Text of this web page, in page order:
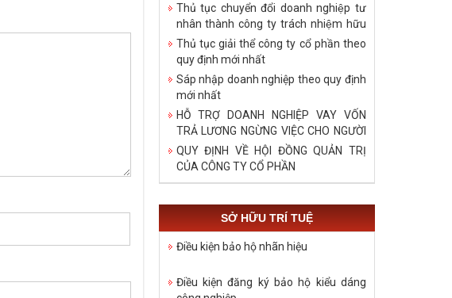
Thủ tục chuyển đổi doanh nghiệp tư
nhân thành công ty trách nhiệm hữu
hạn
Thủ tục giải thể công ty cổ phần theo
quy định mới nhất
Sáp nhập doanh nghiệp theo quy định
mới nhất
HỖ TRỢ DOANH NGHIỆP VAY VỐN
TRẢ LƯƠNG NGỪNG VIỆC CHO NGƯỜI
LAO ĐỘNG TRONG DỊCH COVID – 19
QUY ĐỊNH VỀ HỘI ĐỒNG QUẢN TRỊ
CỦA CÔNG TY CỔ PHẦN
SỞ HỮU TRÍ TUỆ
Điều kiện bảo hộ nhãn hiệu
Điều kiện đăng ký bảo hộ kiểu dáng